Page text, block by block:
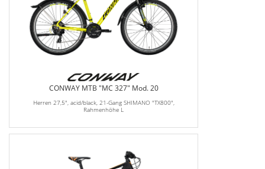
CONWAY MTB "MC 327" Mod. 20
Herren 27,5", acid/black, 21-Gang SHIMANO "TX800",
Rahmenhöhe L